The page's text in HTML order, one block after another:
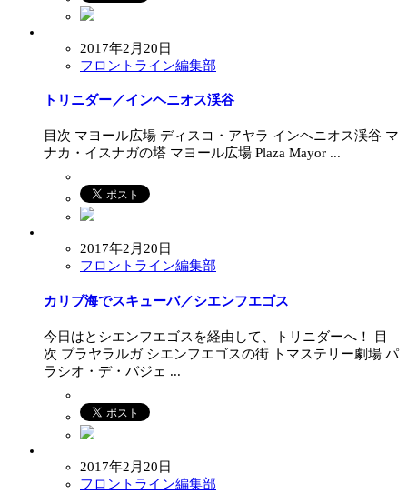
2017年2月20日
フロントライン編集部
トリニダー／インヘニオス渓谷
目次 マヨール広場 ディスコ・アヤラ インヘニオス渓谷 マ
ナカ・イスナガの塔 マヨール広場 Plaza Mayor ...
2017年2月20日
フロントライン編集部
カリブ海でスキューバ／シエンフエゴス
今日はとシエンフエゴスを経由して、トリニダーへ！ 目
次 プラヤラルガ シエンフエゴスの街 トマステリー劇場 パ
ラシオ・デ・バジェ ...
2017年2月20日
フロントライン編集部